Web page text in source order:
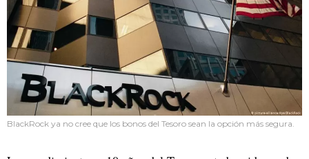
BlackRock ya no cree que los bonos del Tesoro sean la opción más segura.